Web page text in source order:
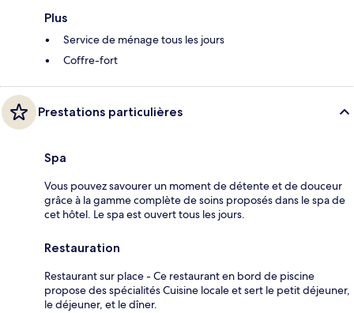
Plus
Service de ménage tous les jours
Coffre-fort
Prestations particulières
Spa
Vous pouvez savourer un moment de détente et de douceur
grâce à la gamme complète de soins proposés dans le spa de
cet hôtel. Le spa est ouvert tous les jours.
Restauration
Restaurant sur place - Ce restaurant en bord de piscine
propose des spécialités Cuisine locale et sert le petit déjeuner,
le déjeuner, et le dîner.